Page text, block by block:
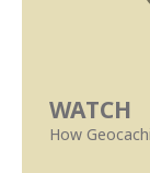
WATCH
How